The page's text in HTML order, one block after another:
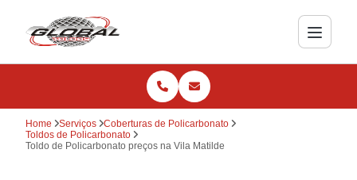
Home Serviços
Coberturas de Policarbonato
Toldos de Policarbonato
Toldo de Policarbonato preços na Vila Matilde